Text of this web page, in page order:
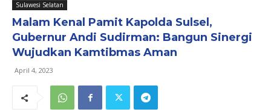
Sulawesi Selatan
Malam Kenal Pamit Kapolda Sulsel,
Gubernur Andi Sudirman: Bangun Sinergi
Wujudkan Kamtibmas Aman
April 4, 2023